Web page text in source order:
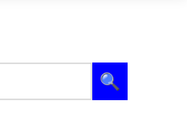
🔍